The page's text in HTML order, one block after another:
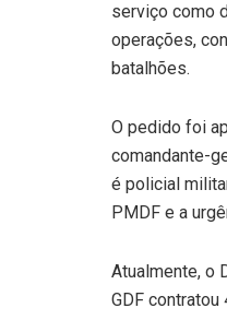
serviço como
operações,
batalhões.
O pedido foi
comandante-
é policial
PMDF e a
Atualmente, o
GDF